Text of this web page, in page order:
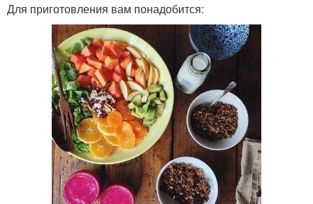
Для приготовления вам понадобится: